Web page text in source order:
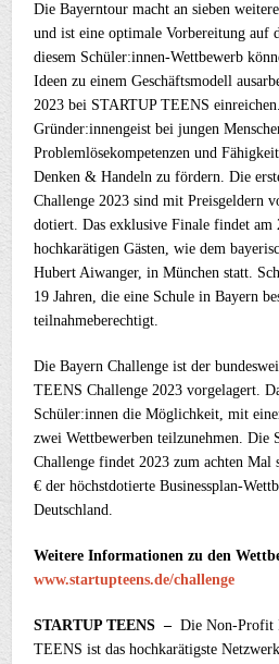
Die Bayerntour macht an sieben
und ist eine optimale Vorbereitung auf
diesem Schüler:innen-Wettbewerb
Ideen zu einem Geschäftsmodell
2023 bei STARTUP TEENS
Gründer:innengeist bei jungen
Problemlösekompetenzen und
Denken & Handeln zu fördern. Die
Challenge 2023 sind mit Preisgeldern
dotiert. Das exklusive Finale findet
hochkarätigen Gästen, wie dem
Hubert Aiwanger, in München statt.
19 Jahren, die eine Schule in Bayern
teilnahmeberechtigt.
Die Bayern Challenge ist der
TEENS Challenge 2023 vorgelagert.
Schüler:innen die Möglichkeit, mit
zwei Wettbewerben teilzunehmen. Die
Challenge findet 2023 zum achten
€ der höchstdotierte Businessplan-
Deutschland.
Weitere Informationen zu den
www.startupteens.de/challenge
STARTUP TEENS –Die Non-Profit
TEENS ist das hochkarätigste